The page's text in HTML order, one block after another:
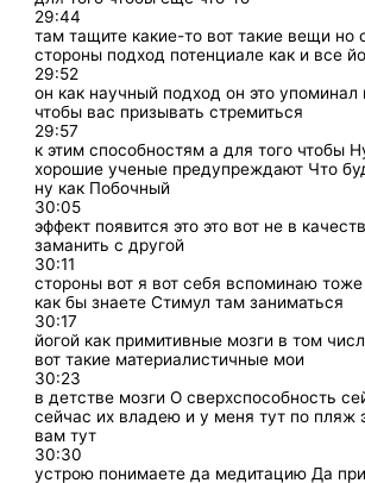
29:44
там тащите какие-то вот такие вещи но
стороны подход потенциале как и все
29:52
он как научный подход он это упоминал
чтобы вас призывать стремиться
29:57
к этим способностям а для того чтобы
хорошие ученые предупреждают Что
ну как Побочный
30:05
эффект появится это это вот не в
заманить с другой
30:11
стороны вот я вот себя вспоминаю тоже
как бы знаете Стимул там заниматься
30:17
йогой как примитивные мозги в том
вот такие материалистичные мои
30:23
в детстве мозги О сверхспособность
сейчас их владею и у меня тут по пляж
вам тут
30:30
устрою понимаете да медитацию Да